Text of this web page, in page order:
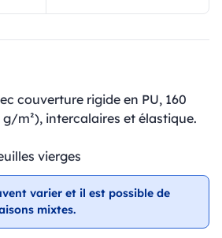
couverture rigide en PU, 160
m²), intercalaires et élastique.
vierges
varier et il est possible de
mixtes.